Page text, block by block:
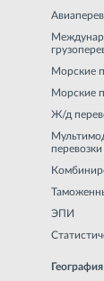
Морские
Морские
Ж/д
перевозки
ЭПИ